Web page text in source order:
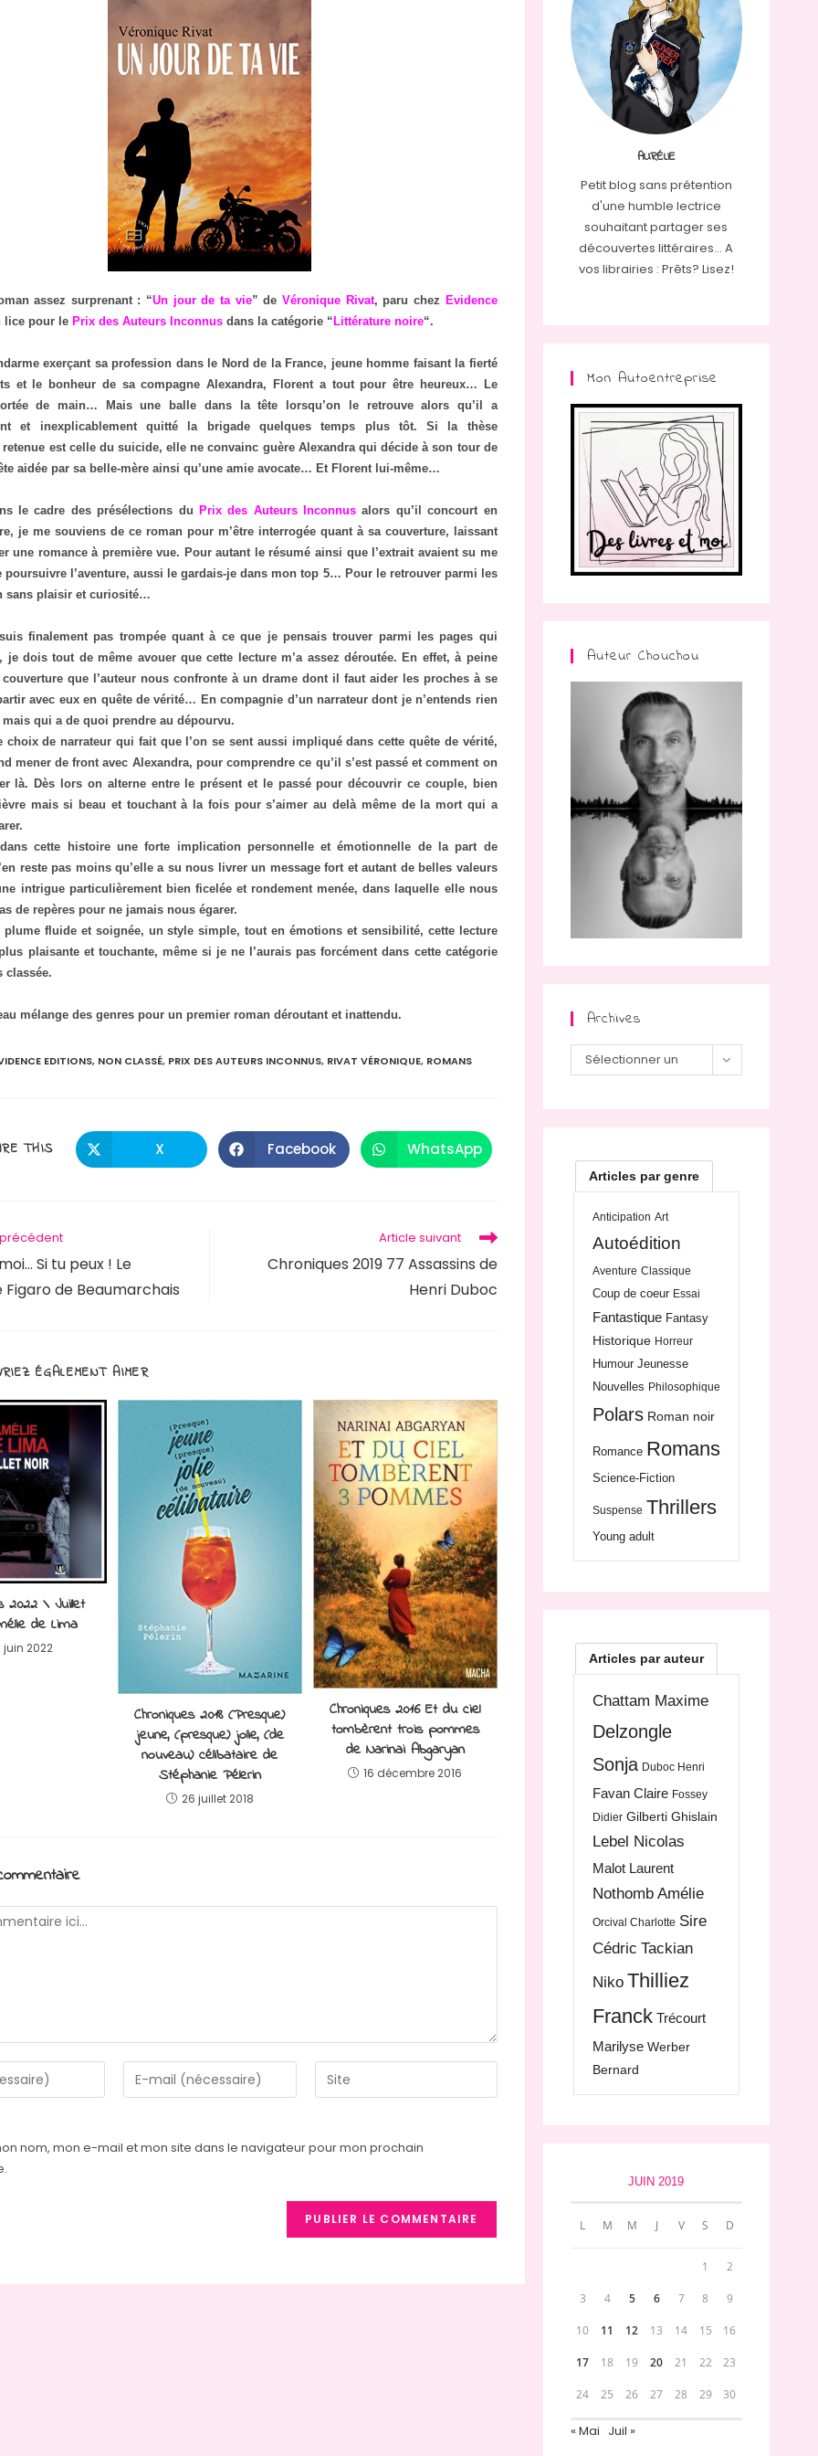
assez surprenant : “Un jour de ta vie” deVéronique Rivat, paru chez Evidence
lice pour le Prix des Auteurs Inconnus dans la catégorie “ Littérature noire“.
exerçant sa profession dans le Nord de la France, jeune homme faisant la fierté
et le bonheur de sa compagne Alexandra, Florent a tout pour être heureux… Le
de main… Mais une balle dans la tête lorsqu’on le retrouve alors qu’il a
et inexplicablement quitté la brigade quelques temps plus tôt. Si la thèse
est celle du suicide, elle ne convainc guère Alexandra qui décide à son tour de
aidée par sa belle-mère ainsi qu’une amie avocate… Et Florent lui-même…
le cadre des présélections du Prix des Auteurs Inconnus alors qu’il concourt en
je me souviens de ce roman pour m’être interrogée quant à sa couverture, laissant
une romance à première vue. Pour autant le résumé ainsi que l’extrait avaient su me
poursuivre l’aventure, aussi le gardais-je dans mon top 5… Pour le retrouver parmi les
sans plaisir et curiosité…
finalement pas trompée quant à ce que je pensais trouver parmi les pages qui
je dois tout de même avouer que cette lecture m’a assez déroutée. En effet, à peine
que l’auteur nous confronte à un drame dont il faut aider les proches à se
avec eux en quête de vérité… En compagnie d’un narrateur dont je n’entends rien
qui a de quoi prendre au dépourvu.
choix de narrateur qui fait que l’on se sent aussi impliqué dans cette quête de vérité,
mener de front avec Alexandra, pour comprendre ce qu’il s’est passé et comment on
là. Dès lors on alterne entre le présent et le passé pour découvrir ce couple, bien
mais si beau et touchant à la fois pour s’aimer au delà même de la mort qui a
cette histoire une forte implication personnelle et émotionnelle de la part de
reste pas moins qu’elle a su nous livrer un message fort et autant de belles valeurs
intrigue particulièrement bien ficelée et rondement menée, dans laquelle elle nous
de repères pour ne jamais nous égarer.
plume fluide et soignée, un style simple, tout en émotions et sensibilité, cette lecture
plaisante et touchante, même si je ne l’aurais pas forcément dans cette catégorie
classée.
mélange des genres pour un premier roman déroutant et inattendu.
EDITIONS, NON CLASSÉ, PRIX DES AUTEURS INCONNUS, RIVAT VÉRONIQUE, ROMANS
THISPARTAGER
Ouvrir
dans
X Ouvrir
dans
Facebook Ouvrir
dans
WhatsApp
Si tu peux ! Le
Figaro de Beaumarchais
Article suivant
Chroniques 2019 77 Assassins de
Henri Duboc
ÉGALEMENT AIMER
2022 \ Juillet
de Lima
juin 2022
Chroniques 2018 (Presque)
jeune, (presque) jolie, (de
nouveau) célibataire de
Stéphanie Pélerin
26 juillet 2018
Chroniques 2016 Et du ciel
tombèrent trois pommes
de Narinai Abgaryan
16 décembre 2016
Enter
your
address
Saisir
l’URL
nom, mon e-mail et mon site dans le navigateur pour mon prochain
AURÉLIE
Petit blog sans prétention
d'une humble lectrice
souhaitant partager ses
découvertes littéraires... A
vos librairies : Prêts? Lisez!
Mon Autoentreprise
Auteur Chouchou
Archives
Archives
Sélectionner un
Articles par genre
Anticipation Art
Autoédition
Aventure Classique
Coup de coeur Essai
Fantastique Fantasy
Historique Horreur
Humour Jeunesse
Nouvelles Philosophique
Polars Roman noir
Romance Romans
Science-Fiction
Suspense Thrillers
Young adult
Articles par auteur
Chattam Maxime
Delzongle
Sonja Duboc Henri
Favan Claire Fossey
Didier Gilberti Ghislain
Lebel Nicolas
Malot Laurent
Nothomb Amélie
Orcival Charlotte Sire
Cédric Tackian
Niko Thilliez
Franck Trécourt
Marilyse Werber
Bernard
JUIN 2019
L M M J V S D
1 2
3 4 5 6 7 8 9
10 11 12 13 14 15 16
17 18 19 20 21 22 23
24 25 26 27 28 29 30
« Mai Juil »